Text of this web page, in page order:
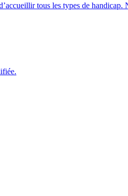
tous les types de